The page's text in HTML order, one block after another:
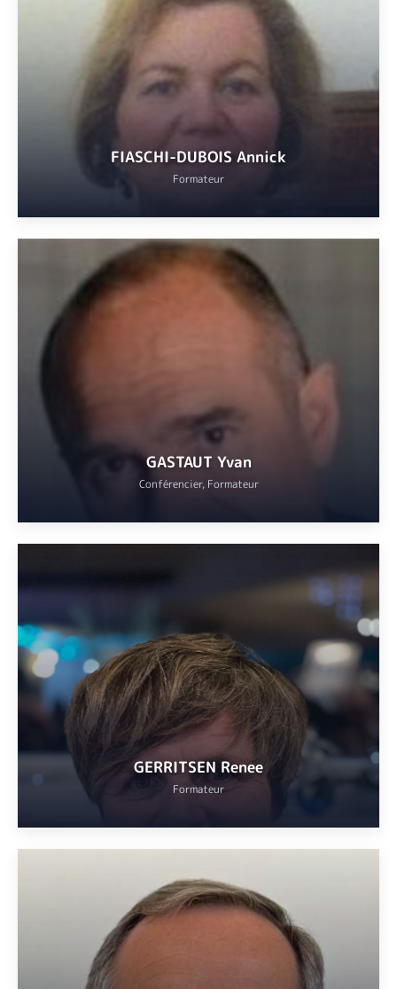
Laboratoire de préhistoire de Nice
Dominique CAUCHE
FIASCHI-DUBOIS Annick
Formateur
GASTAUT Yvan
Conférencier, Formateur
Maître de conférences en histoire contemporaine, Université Côte
d’Azur.
VOIR
GERRITSEN Renee
Formateur
Professeure diplômée TEFL (Teaching English as a Foreign